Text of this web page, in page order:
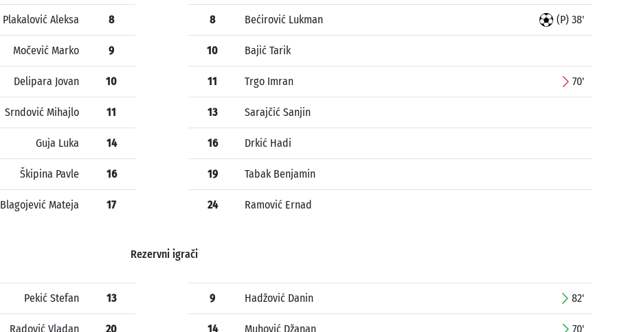
Plakalović Aleksa 8
Močević Marko 9
Delipara Jovan 10
Srndović Mihajlo 11
Guja Luka 14
Škipina Pavle 16
Blagojević Mateja 17
8 Bećirović Lukman (P) 38'
10 Bajić Tarik
11 Trgo Imran 70'
13 Sarajčić Sanjin
16 Drkić Hadi
19 Tabak Benjamin
24 Ramović Ernad
Rezervni igrači
Pekić Stefan 13
Radović Vladan 20
9 Hadžović Danin 82'
14 Muhović Džanan 70'